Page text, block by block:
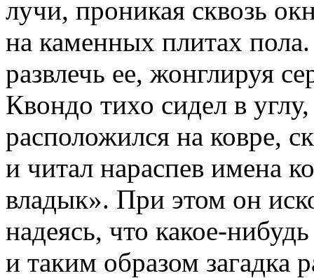
лучи, проникая сквозь
на каменных плитах
развлечь ее, жонглируя
Квондо тихо сидел в
расположился на ковре,
и читал нараспев имена
владык». При этом он
надеясь, что какое-
и таким образом загадка